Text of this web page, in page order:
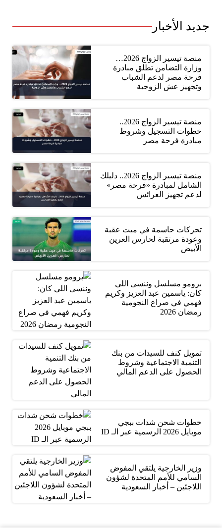
جديد الأخبار
منصة تيسير الزواج 2026…
وزارة التضامن تطلق مبادرة
فرحة مصر لدعم الشباب
وتجهيز عش الزوجية
منصة تيسير الزواج 2026..
خطوات التسجيل وشروط
مبادرة فرحة مصر
منصة تيسير الزواج 2026.. دليلك
الشامل لمبادرة «فرحة مصر»
لدعم تجهيز العرائس
تحركات حاسمة في ميت عقبة
وعودة مرتقبة لحارس العرين
الأبيض
برومو مسلسل وننسى اللي
كان: ياسمين عبد العزيز وكريم
فهمي في صراع النجومية
رمضان 2026
تمويل كنف للسيدات من بنك
التنمية الاجتماعية وشروط
الحصول على الدعم المالي
خطوات شحن شدات ببجي
موبايل 2026 الرسمية عبر الـ ID
وزير الخارجية يلتقي المفوض
السامي للأمم المتحدة لشؤون
اللاجئين – أخبار السعودية